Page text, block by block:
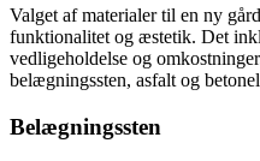
Valget af materialer til en ny
funktionalitet og æstetik. Det
vedligeholdelse og
belægningssten, asfalt og
Belægningssten